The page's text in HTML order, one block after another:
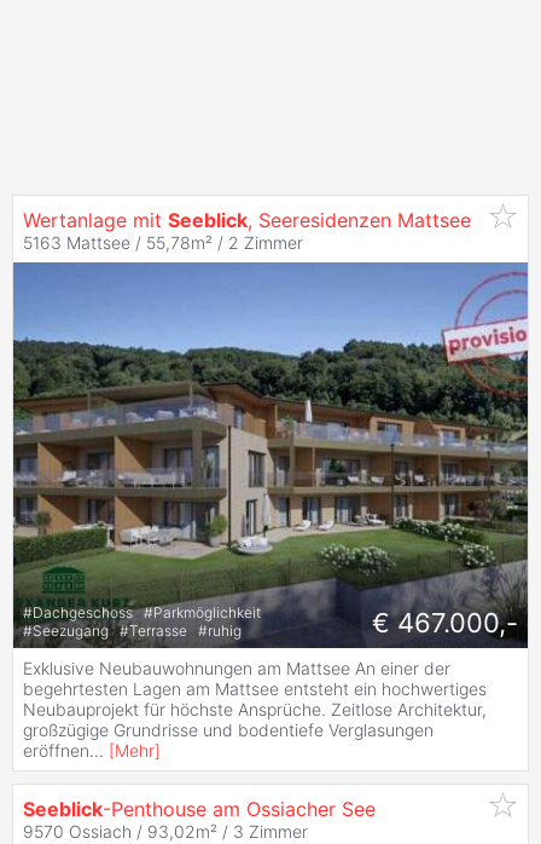
Wertanlage mit Seeblick, Seeresidenzen Mattsee
5163 Mattsee / 55,78m² / 2 Zimmer
#Dachgeschoss #Parkmöglichkeit
#Seezugang #Terrasse #ruhig € 467.000,-
Exklusive Neubauwohnungen am Mattsee An einer der
begehrtesten Lagen am Mattsee entsteht ein hochwertiges
Neubauprojekt für höchste Ansprüche. Zeitlose Architektur,
großzügige Grundrisse und bodentiefe Verglasungen
eröffnen... [Mehr]
Seeblick-Penthouse am Ossiacher See
9570 Ossiach / 93,02m² / 3 Zimmer